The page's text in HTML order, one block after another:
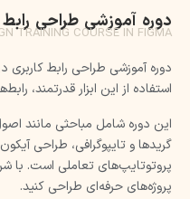
دوره آموزشی طراحی رابط
TRAINING COURSE IN FIGMA
دوره آموزشی طراحی رابط
استفاده از این ابزار قدرتمند،
این دوره شامل مباحثی مانند
گریدها و تایپوگرافی، طراحی
پروتوتایپ‌های تعاملی است. با
پروژه‌های حرفه‌ای طراحی کنید.